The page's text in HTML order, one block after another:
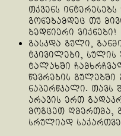
თქვენს
გონებამდეც თუ
ბედნიერი ვიქნები!
გასკდა გული,
ტკივილები, სულის
ტალახში
წევრების
ნაპერწკალი. თავს
არავის ერთ
მოგცეთ ღმერთმა,
სრულიად